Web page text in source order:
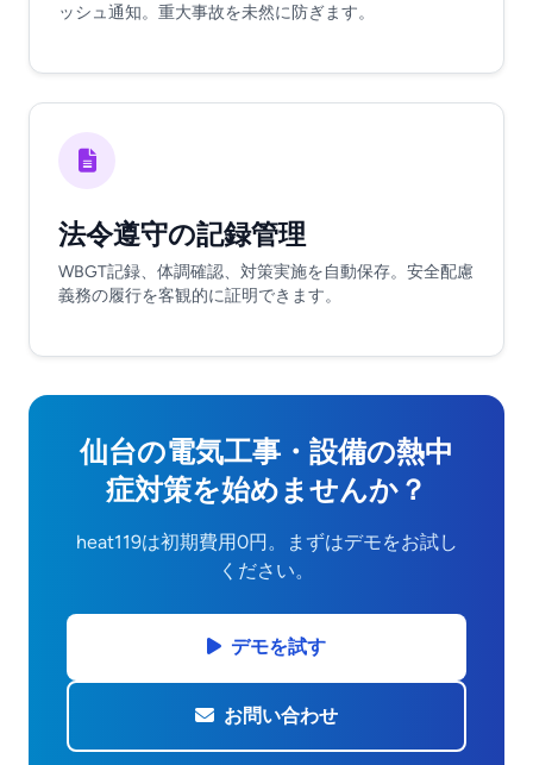
ッシュ通知。重大事故を未然に防ぎます。
法令遵守の記録管理
WBGT記録、体調確認、対策実施を自動保存。安全配慮
義務の履行を客観的に証明できます。
仙台の電気工事・設備の熱中
症対策を始めませんか？
heat119は初期費用0円。まずはデモをお試し
ください。
デモを試す
お問い合わせ